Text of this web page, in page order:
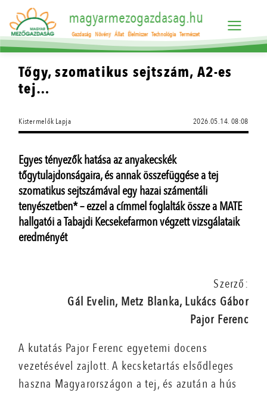
magyarmezogazdasag.hu
Gazdaság Növény Állat Élelmiszer Technológia Természet
Tőgy, szomatikus sejtszám, A2-es
tej…
Kistermelők Lapja 2026.05.14. 08:08
Egyes tényezők hatása az anyakecskék
tőgytulajdonságaira, és annak összefüggése a tej
szomatikus sejtszámával egy hazai számentáli
tenyészetben* – ezzel a címmel foglalták össze a MATE
hallgatói a Tabajdi Kecsekefarmon végzett vizsgálataik
eredményét
Szerző:
Gál Evelin, Metz Blanka, Lukács Gábor
Pajor Ferenc
A kutatás Pajor Ferenc egyetemi docens
vezetésével zajlott. A kecsketartás elsődleges
haszna Magyarországon a tej, és azután a hús